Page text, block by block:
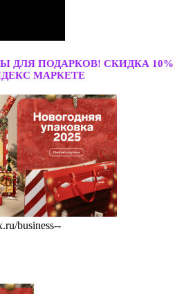
ДЛЯ ПОДАРКОВ! СКИДКА 10%
МАРКЕТЕ
business--